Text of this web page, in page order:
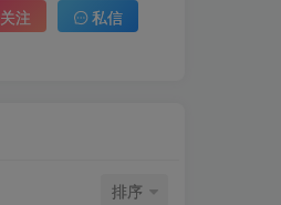
关注 私信
排序